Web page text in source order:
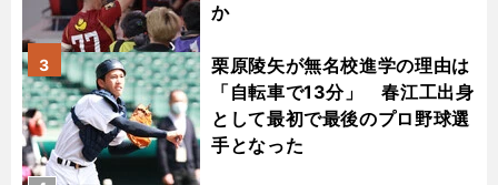
か
栗原陵矢が無名校進学の理由は
「自転車で13分」 春江工出身
として最初で最後のプロ野球選
手となった
3